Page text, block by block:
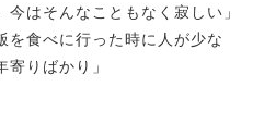
はそんなこともなく寂しい」
を食べに行った時に人が少な
りばかり」